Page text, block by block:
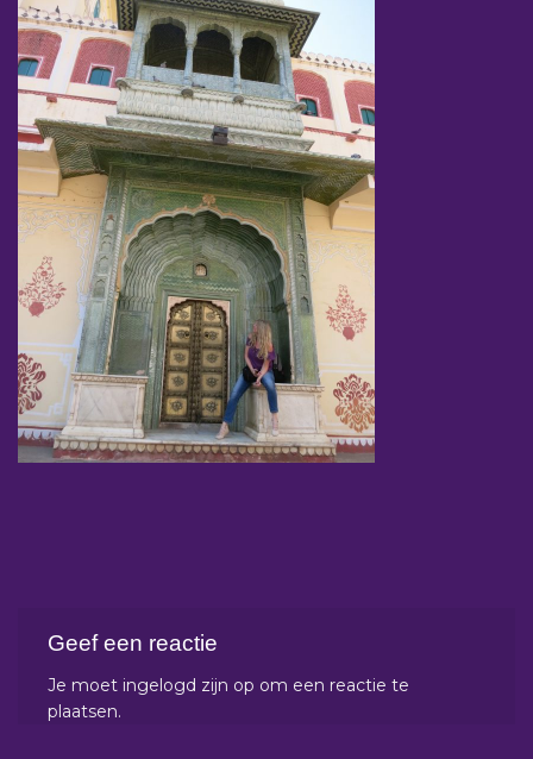
Geef een reactie
Je moet ingelogd zijn op om een reactie te
plaatsen.